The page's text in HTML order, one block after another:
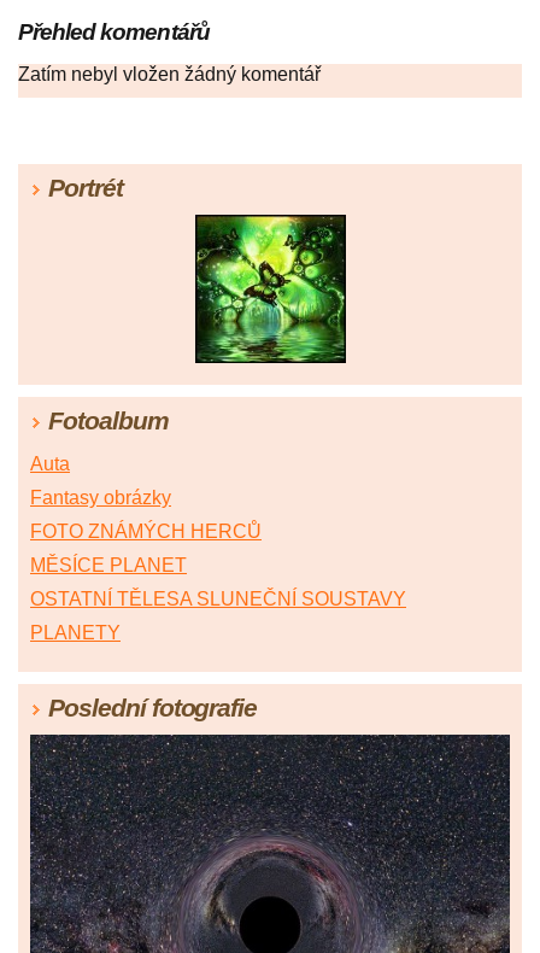
Přehled komentářů
Zatím nebyl vložen žádný komentář
Portrét
Fotoalbum
Auta
Fantasy obrázky
FOTO ZNÁMÝCH HERCŮ
MĚSÍCE PLANET
OSTATNÍ TĚLESA SLUNEČNÍ SOUSTAVY
PLANETY
Poslední fotografie